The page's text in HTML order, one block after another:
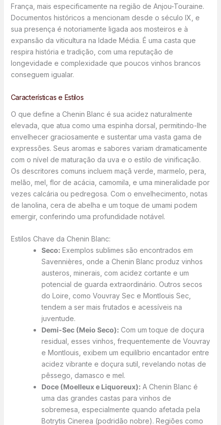
França, mais especificamente na região de Anjou-Touraine.
Documentos históricos a mencionam desde o século IX, e
sua presença é notoriamente ligada aos mosteiros e à
expansão da viticultura na Idade Média. É uma casta que
respira história e tradição, com uma reputação de
longevidade e complexidade que poucos vinhos brancos
conseguem igualar.
Características e Estilos
O que define a Chenin Blanc é sua acidez naturalmente
elevada, que atua como uma espinha dorsal, permitindo-lhe
envelhecer graciosamente e sustentar uma vasta gama de
expressões. Seus aromas e sabores variam dramaticamente
com o nível de maturação da uva e o estilo de vinificação.
Os descritores comuns incluem maçã verde, marmelo, pera,
melão, mel, flor de acácia, camomila, e uma mineralidade por
vezes calcária ou pedregosa. Com o envelhecimento, notas
de lanolina, cera de abelha e um toque de umami podem
emergir, conferindo uma profundidade notável.
Estilos Chave da Chenin Blanc:
Seco:Exemplos sublimes são encontrados em
Savennières, onde a Chenin Blanc produz vinhos
austeros, minerais, com acidez cortante e um
potencial de guarda extraordinário. Outros secos
do Loire, como Vouvray Sec e Montlouis Sec,
tendem a ser mais frutados e acessíveis na
juventude.
Demi-Sec (Meio Seco):Com um toque de doçura
residual, esses vinhos, frequentemente de Vouvray
e Montlouis, exibem um equilíbrio encantador entre
acidez vibrante e doçura sutil, revelando notas de
pêssego, damasco e mel.
Doce (Moelleux e Liquoreux):A Chenin Blanc é
uma das grandes castas para vinhos de
sobremesa, especialmente quando afetada pela
Botrytis Cinerea (podridão nobre). Regiões como